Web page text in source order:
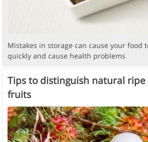
Mistakes in storage can cause your food
quickly and cause health problems
Tips to distinguish natural
fruits